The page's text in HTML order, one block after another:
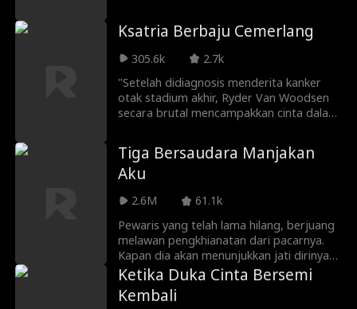
penyesalan abadi di hati sang Alfa. Kini,
demi menghidupkan kembali cinta
sejatinya, sang Alfa harus menantang
takdir beku yang ia ciptakan sendiri.
Ksatria Berbaju Cemerlang
305.6k
2.7k
"Setelah didiagnosis menderita kanker
otak stadium akhir, Ryder Van Woodsen
secara brutal mencampakkan cinta dalam
menemukan orang lain untuk
menghabiskan waktu bersama. Bertahun-
tahun kemudian, tidak berharap untuk
dengan gejala kanker: dia bertemu
dengan Astrid lagi. Dia tertekan dan
diberitahu bahwa tunangannya selingkuh
padanya dengan saudara tirinya hanya
beberapa menit sebelum bertemu
dengannya lagi. Tapi masalahnya adalah,
dia tidak mengenalinya, dan kali ini: Ryder
Tiga Bersaudara Manjakan
Aku
2.6M
61.1k
Pewaris yang telah lama hilang, berjuang
melawan pengkhianatan dari pacarnya.
Kapan dia akan menunjukkan jati dirinya
yang sebenarnya dan mendapatkan
penerimaan dari orang-orang di
sekitarnya?
Ketika Duka Cinta Bersemi
Kembali